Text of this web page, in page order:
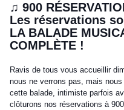
♫ 900
Les réservations
LA BALADE
COMPLÈTE !
Ravis de tous vous accueillir
nous ne verrons pas, mais
cette balade, intimiste parfois
clôturons nos réservations à